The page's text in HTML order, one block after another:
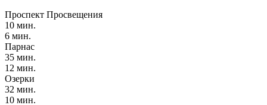
Проспект Просвещения
10 мин.
6 мин.
Парнас
35 мин.
12 мин.
Озерки
32 мин.
10 мин.